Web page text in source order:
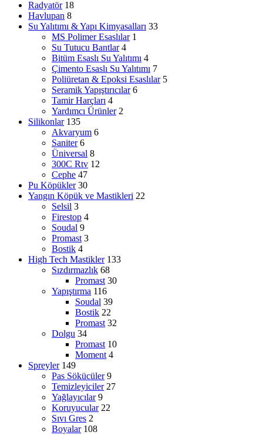
Radyatör 18
Havlupan 8
Su Yalıtımı & Yapı Kimyasalları 33
MS Polimer Esaslılar 1
Su Tutucu Bantlar 4
Bitüm Esaslı Su Yalıtımı 4
Çimento Esaslı Su Yalıtımı 7
Poliüretan & Epoksi Esaslılar 5
Seramik Yapıştırıcılar 6
Tamir Harçları 4
Yardımcı Ürünler 2
Silikonlar 135
Akvaryum 6
Saniter 6
Üniversal 8
300C Rtv 12
Cephe 47
Pu Köpükler 30
Yangın Köpük ve Mastikleri 22
Selsil 3
Firestop 4
Soudal 9
Promast 3
Bostik 4
High Tech Mastikler 133
Sızdırmazlık 68
Promast 30
Yapıştırma 116
Soudal 39
Bostik 22
Promast 32
Dolgu 34
Promast 10
Moment 4
Spreyler 149
Pas Sökücüler 9
Temizleyiciler 27
Yağlayıcılar 9
Koruyucular 22
Sıvı Gres 2
Boyalar 108